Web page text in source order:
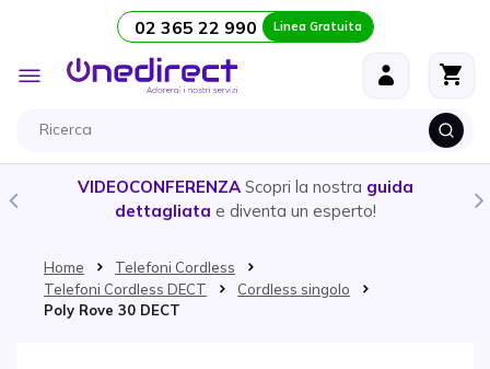
Salta al contenuto 02 365 22 990 Linea Gratuita
Toggle
Nav
VIDEOCONFERENZA Scopri la nostra guida
dettagliata e diventa un esperto!
Home
Telefoni Cordless
Telefoni Cordless DECT
Cordless singolo
Poly Rove 30 DECT